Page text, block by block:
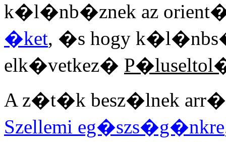
k�l�nb�znek az
�ket, �s hogy
elk�vetkez�
A z�t�k besz�lnek
Szellemi eg�szs�g�nkre